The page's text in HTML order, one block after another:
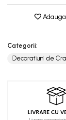
Categorii:
Decoratiuni de
LIVRARE CU